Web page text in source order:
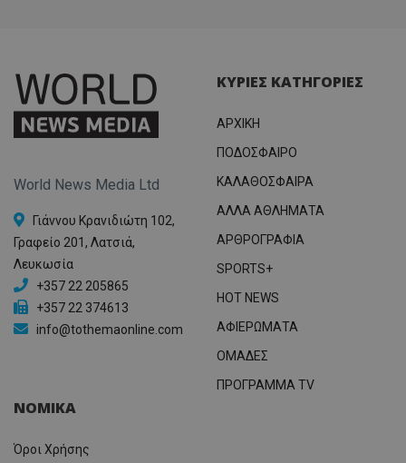
World News Media Ltd
Γιάννου Κρανιδιώτη 102,
Γραφείο 201, Λατσιά,
Λευκωσία
+357 22 205865
+357 22 374613
info@tothemaonline.com
ΚΥΡΙΕΣ ΚΑΤΗΓΟΡΙΕΣ
ΑΡΧΙΚΗ
ΠΟΔΟΣΦΑΙΡΟ
ΚΑΛΑΘΟΣΦΑΙΡΑ
ΑΛΛΑ ΑΘΛΗΜΑΤΑ
ΑΡΘΡΟΓΡΑΦΙΑ
SPORTS+
HOT NEWS
ΑΦΙΕΡΩΜΑΤΑ
ΟΜΑΔΕΣ
ΠΡΟΓΡΑΜΜΑ TV
ΝΟΜΙΚΑ
Όροι Χρήσης